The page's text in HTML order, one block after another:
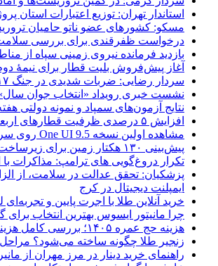
استاندار تهران: توزیع اعتبارات استان
مسکو: کشورهای عضو ناتو حامیان
درخواست ظفرقندی برای بررسی سلامت
بازدید فرمانده نیروی زمینی سپاه از
آغاز پیش‌فروش بلیت قطار برای نیمۀ
سردار رضایی: ضربات شدیدی در جنگ ۱۷ روزه محرم به امریکا وارد کردیم
نشست خبری رویداد «انتخاب جوان
نتایج آزمون‌های سمپاد و نمونه دولتی
افزایش ۵ درصدی ظرفیت قطارهای اربعین
مشاهده اولین نسخه One UI 9.5 روی سرورهای سامسونگ
پیش‌بینی ۱۳۰ هکتار زمین برای زیرساخت‌های خدماتی راه‌آهن چابهار – زاهدان
تکرار دروغ‌گویی های ترامپ: مذاکرات
پزشکیان: تحقق عدالت در سلامت، از
ایمپلنت دیجیتال در کرج
خرید آنلاین طلا با اجرت پایین و
چرا مانیتور ایسوس بهترین انتخاب برای
هزینه حج عمره ۱۴۰۵؛ بررسی کامل هزینه ثبت نام، کاروان و مخارج سفر
زنجیر طلا چگونه ساخته می‌شود؟ مراحل
راهنمای خرید دینار در مرز مهران از